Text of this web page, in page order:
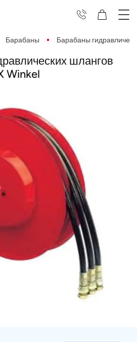
Барабаны Барабаны
шлангов
Winkel